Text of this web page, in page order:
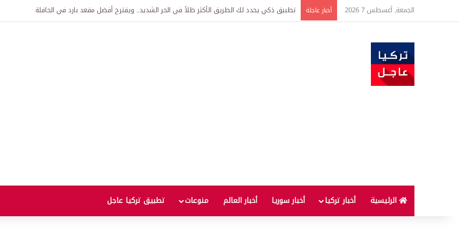
الجمعة, أغسطس 7 2026 أخبار عاجلة تركيا وسوريا توقعان اتفاقية لإنشاء “الجامعة السورية التركية” في دمشق.. منح دراسية واعتراف بالشهادات
الرئيسية أخبار تركيا أخبار سوريا أخبار العالم منوعات تطبيق تركيا عاجل